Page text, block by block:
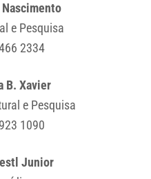
e Pesquisa
2334
B. Xavier
e Pesquisa
1090
Junior